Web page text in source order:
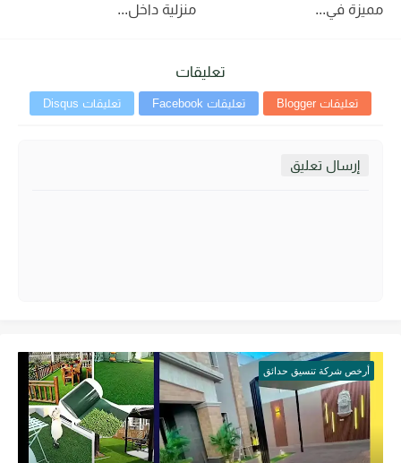
مميزة في...
منزلية داخل...
تعليقات
تعليقات Blogger تعليقات Facebook تعليقات Disqus
إرسال تعليق
أرخص شركة تنسيق حدائق